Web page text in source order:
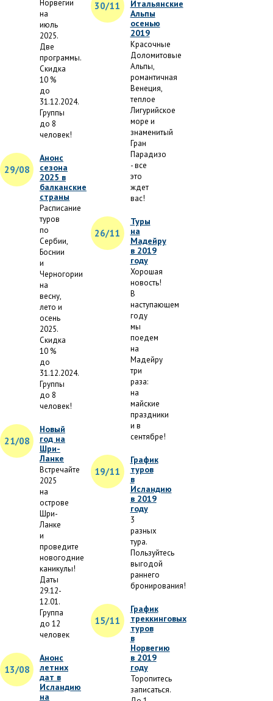
Норвегии
на
июль
2025.
Две
программы.
Скидка
10 %
до
31.12.2024.
Группы
до 8
человек!
29/08
Анонс
сезона
2025 в
балканские
страны
Расписание
туров
по
Сербии,
Боснии
и
Черногории
на
весну,
лето и
осень
2025.
Скидка
10 %
до
31.12.2024.
Группы
до 8
человек!
21/08
Новый
год на
Шри-
Ланке
Встречайте
2025
на
острове
Шри-
Ланке
и
проведите
новогодние
каникулы!
Даты
29.12-
12.01.
Группа
до 12
человек
13/08
Анонс
летних
дат в
Исландию
на
30/11
Итальянские
Альпы
осенью
2019
Красочные
Доломитовые
Альпы,
романтичная
Венеция,
теплое
Лигурийское
море и
знаменитый
Гран
Парадизо
- все
это
ждет
вас!
26/11
Туры
на
Мадейру
в 2019
году
Хорошая
новость!
В
наступающем
году
мы
поедем
на
Мадейру
три
раза:
на
майские
праздники
и в
сентябре!
19/11
График
туров
в
Исландию
в 2019
году
3
разных
тура.
Пользуйтесь
выгодой
раннего
бронирования!
15/11
График
треккинговых
туров
в
Норвегию
в 2019
году
Торопитесь
записаться.